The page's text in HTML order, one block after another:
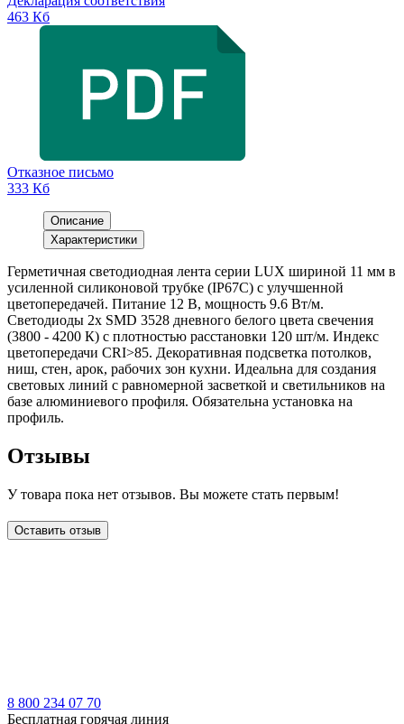
463 Кб
Отказное письмо
333 Кб
Описание
Характеристики
Герметичная светодиодная лента серии LUX шириной 11 мм в
усиленной силиконовой трубке (IP67С) с улучшенной
цветопередачей. Питание 12 В, мощность 9.6 Вт/м.
Светодиоды 2х SMD 3528 дневного белого цвета свечения
(3800 - 4200 К) с плотностью расстановки 120 шт/м. Индекс
цветопередачи CRI>85. Декоративная подсветка потолков,
ниш, стен, арок, рабочих зон кухни. Идеальна для создания
световых линий с равномерной засветкой и светильников на
базе алюминиевого профиля. Обязательна установка на
профиль.
Отзывы
У товара пока нет отзывов. Вы можете стать первым!
Оставить отзыв
8 800 234 07 70
Бесплатная горячая линия